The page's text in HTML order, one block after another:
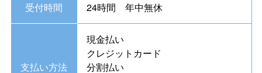
受付時間 24時間 年中無休
支払い方法
現金払い
クレジットカード
分割払い